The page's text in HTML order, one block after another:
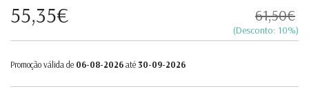
55,35€ 61,50€
(Desconto: 10%)
Promoção válida de 06-08-2026até30-09-2026